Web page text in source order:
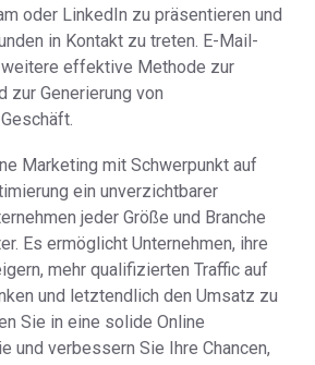
oder LinkedIn zu präsentieren und
in Kontakt zu treten. E-Mail-
effektive Methode zur
zur Generierung von
Marketing mit Schwerpunkt auf
ein unverzichtbarer
jeder Größe und Branche
Es ermöglicht Unternehmen, ihre
mehr qualifizierten Traffic auf
und letztendlich den Umsatz zu
Sie in eine solide Online
und verbessern Sie Ihre Chancen,